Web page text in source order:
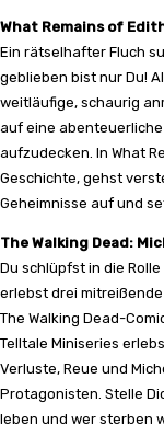
What Remains of
Ein rätselhafter Fluch
geblieben bist nur Du!
weitläufige, schaurig
auf eine
aufzudecken. In What
Geschichte, gehst
Geheimnisse auf und
The Walking Dead:
Du schlüpfst in die
erlebst drei
The Walking Dead-
Telltale Miniseries
Verluste, Reue und
Protagonisten. Stelle
leben und wer sterben